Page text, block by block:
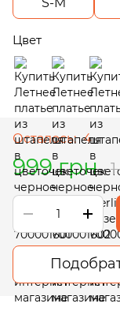
Цвет
Осталось: 4
999 грн